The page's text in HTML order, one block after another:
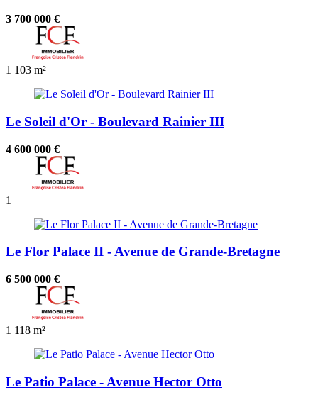
3 700 000 €
1 103 m²
Le Soleil d'Or - Boulevard Rainier III
4 600 000 €
1
Le Flor Palace II - Avenue de Grande-Bretagne
6 500 000 €
1 118 m²
Le Patio Palace - Avenue Hector Otto